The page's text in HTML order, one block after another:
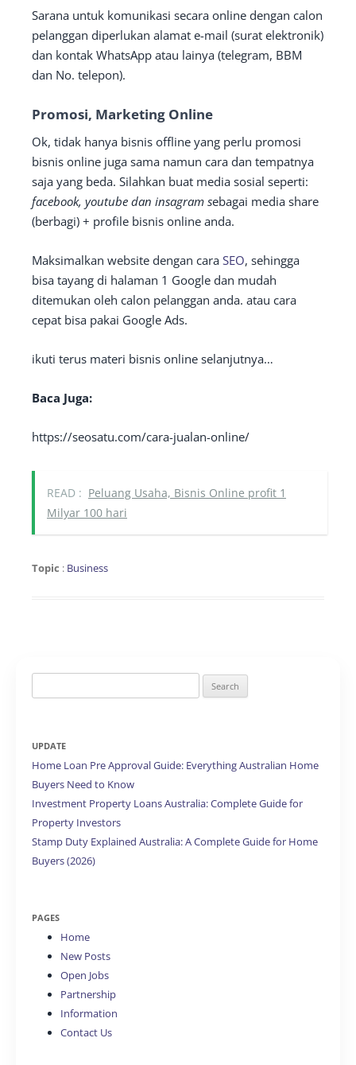
Sarana untuk komunikasi secara online dengan calon
pelanggan diperlukan alamat e-mail (surat elektronik)
dan kontak WhatsApp atau lainya (telegram, BBM
dan No. telepon).
Promosi, Marketing Online
Ok, tidak hanya bisnis offline yang perlu promosi
bisnis online juga sama namun cara dan tempatnya
saja yang beda. Silahkan buat media sosial seperti:
facebook, youtube dan insagram sebagai media share
(berbagi) + profile bisnis online anda.
Maksimalkan website dengan cara SEO, sehingga
bisa tayang di halaman 1 Google dan mudah
ditemukan oleh calon pelanggan anda. atau cara
cepat bisa pakai Google Ads.
ikuti terus materi bisnis online selanjutnya…
Baca Juga:
https://seosatu.com/cara-jualan-online/
READ : Peluang Usaha, Bisnis Online profit 1
Milyar 100 hari
Topic : Business
for:
UPDATE
Home Loan Pre Approval Guide: Everything Australian Home
Buyers Need to Know
Investment Property Loans Australia: Complete Guide for
Property Investors
Stamp Duty Explained Australia: A Complete Guide for Home
Buyers (2026)
PAGES
Home
New Posts
Open Jobs
Partnership
Information
Contact Us